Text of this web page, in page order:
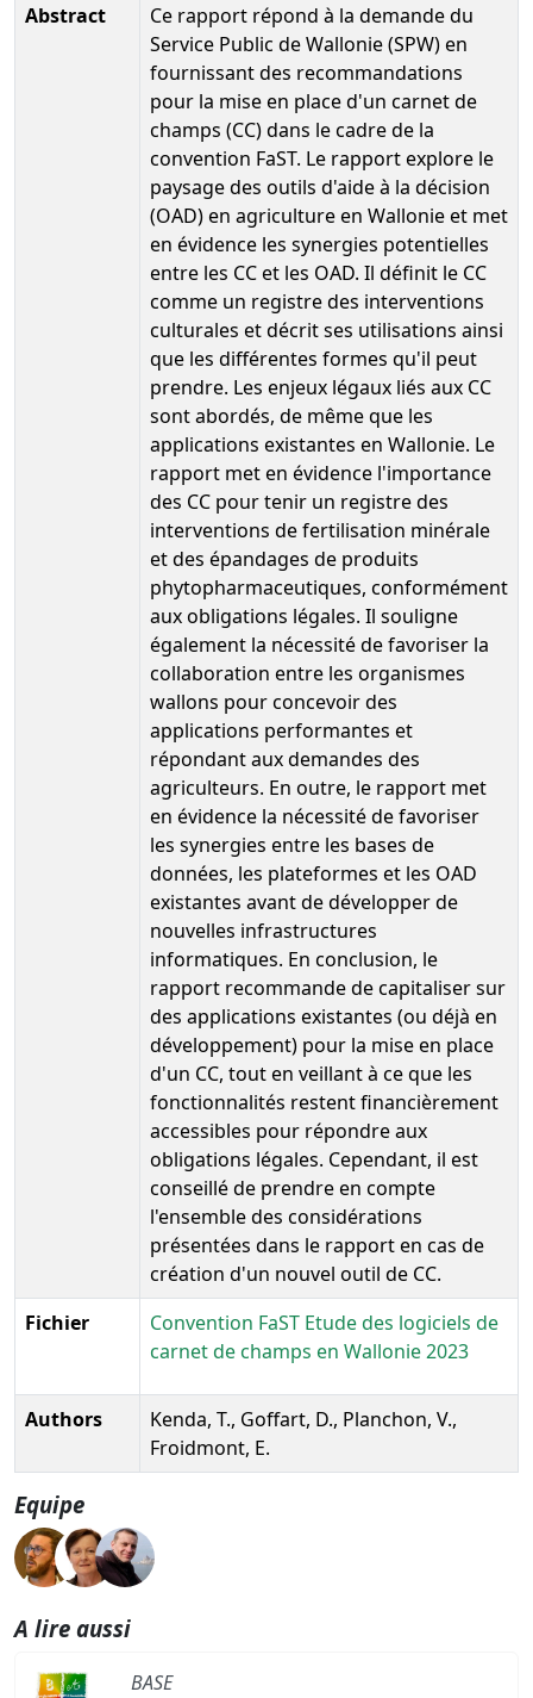
Abstract
Ce rapport répond à la demande du
Service Public de Wallonie (SPW) en
fournissant des recommandations
pour la mise en place d'un carnet de
champs (CC) dans le cadre de la
convention FaST. Le rapport explore le
paysage des outils d'aide à la décision
(OAD) en agriculture en Wallonie et met
en évidence les synergies potentielles
entre les CC et les OAD. Il définit le CC
comme un registre des interventions
culturales et décrit ses utilisations ainsi
que les différentes formes qu'il peut
prendre. Les enjeux légaux liés aux CC
sont abordés, de même que les
applications existantes en Wallonie. Le
rapport met en évidence l'importance
des CC pour tenir un registre des
interventions de fertilisation minérale
et des épandages de produits
phytopharmaceutiques, conformément
aux obligations légales. Il souligne
également la nécessité de favoriser la
collaboration entre les organismes
wallons pour concevoir des
applications performantes et
répondant aux demandes des
agriculteurs. En outre, le rapport met
en évidence la nécessité de favoriser
les synergies entre les bases de
données, les plateformes et les OAD
existantes avant de développer de
nouvelles infrastructures
informatiques. En conclusion, le
rapport recommande de capitaliser sur
des applications existantes (ou déjà en
développement) pour la mise en place
d'un CC, tout en veillant à ce que les
fonctionnalités restent financièrement
accessibles pour répondre aux
obligations légales. Cependant, il est
conseillé de prendre en compte
l'ensemble des considérations
présentées dans le rapport en cas de
création d'un nouvel outil de CC.
Fichier
Convention FaST Etude des logiciels de
carnet de champs en Wallonie 2023
Authors
Kenda, T., Goffart, D., Planchon, V.,
Froidmont, E.
Equipe
A lire aussi
BASE